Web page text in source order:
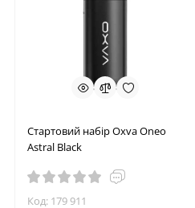
Стартовий набір Oxva Oneo
Astral Black
Код: 179 911